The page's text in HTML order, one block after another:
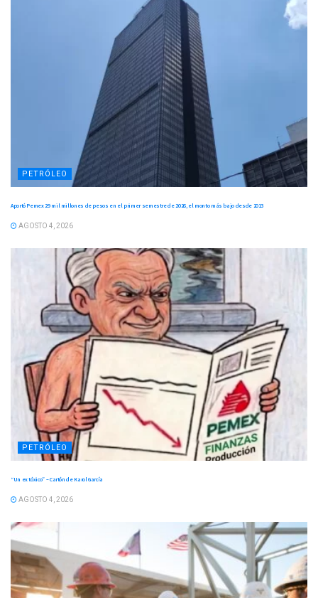
PETRÓLEO
Aportó Pemex 29 mil millones de pesos en el primer semestre de 2026, el monto más bajo desde 2013
AGOSTO 4, 2026
PETRÓLEO
“Un ex tóxico” – Cartón de Karol García
AGOSTO 4, 2026